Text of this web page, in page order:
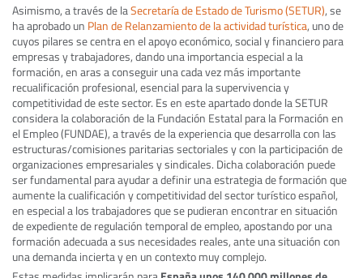
Asimismo, a través de laSecretaría de Estado de Turismo (SETUR), se
ha aprobado un Plan de Relanzamiento de la actividad turística, uno de
cuyos pilares se centra en el apoyo económico, social y financiero para
empresas y trabajadores, dando una importancia especial a la
formación, en aras a conseguir una cada vez más importante
recualificación profesional, esencial para la supervivencia y
competitividad de este sector. Es en este apartado donde la SETUR
considera la colaboración de la Fundación Estatal para la Formación en
el Empleo (FUNDAE), a través de la experiencia que desarrolla con las
estructuras/comisiones paritarias sectoriales y con la participación de
organizaciones empresariales y sindicales. Dicha colaboración puede
ser fundamental para ayudar a definir una estrategia de formación que
aumente la cualificación y competitividad del sector turístico español,
en especial a los trabajadores que se pudieran encontrar en situación
de expediente de regulación temporal de empleo, apostando por una
formación adecuada a sus necesidades reales, ante una situación con
una demanda incierta y en un contexto muy complejo.